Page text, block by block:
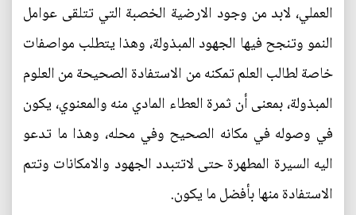
العملي، لابد من وجود الارضية الخصبة التي تتلقى عوامل
النمو وتنجح فيها الجهود المبذولة، وهذا يتطلب مواصفات
خاصة لطالب العلم تمكنه من الاستفادة الصحيحة من العلوم
المبذولة، بمعنى أن ثمرة العطاء المادي منه والمعنوي، يكون
في وصوله في مكانه الصحيح وفي محله، وهذا ما تدعو
اليه السيرة المطهرة حتى لاتتبدد الجهود والامكانات وتتم
الاستفادة منها بأفضل ما يكون.